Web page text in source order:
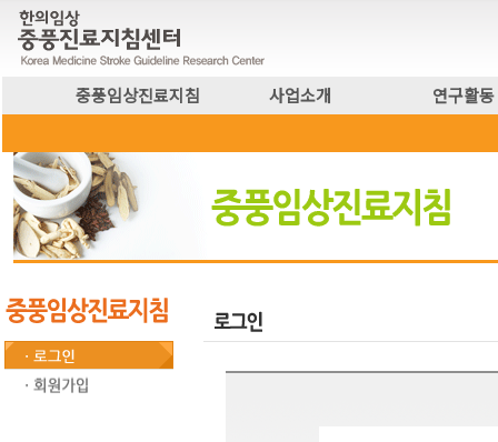
중풍임상진료지침 사업소개 연구활동